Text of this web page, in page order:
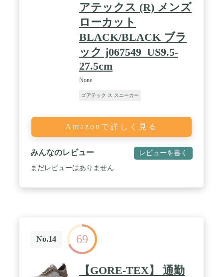
アテックス (R) メンズ
ローカット
BLACK/BLACK ブラ
ック j067549_US9.5-
27.5cm
None
ゴアテック ス スニーカー
Amazonで詳しく見る
みんなのレビュー レビューを書く
まだレビューはありません
No.14 69
【GORE-TEX】 通勤